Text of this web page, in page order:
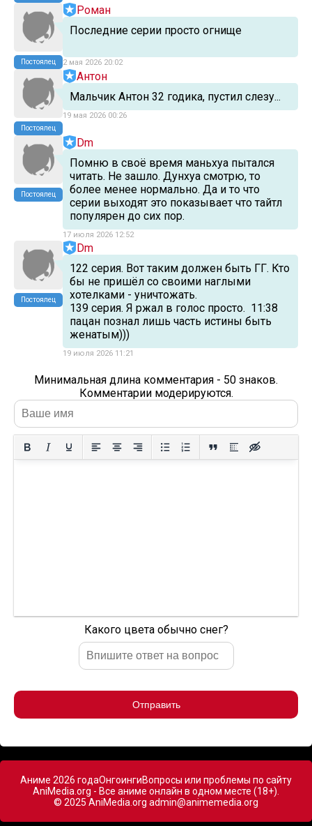
Постоялец
Роман
Последние серии просто огнище
2 мая 2026 20:02
Постоялец
Антон
Мальчик Антон 32 годика, пустил слезу...
19 мая 2026 00:26
Постоялец
Dm
Помню в своё время маньхуа пытался
читать. Не зашло. Дунхуа смотрю, то
более менее нормально. Да и то что
серии выходят это показывает что тайтл
популярен до сих пор.
17 июля 2026 12:52
Постоялец
Dm
122 серия. Вот таким должен быть ГГ. Кто
бы не пришёл со своими наглыми
хотелками - уничтожать.
139 серия. Я ржал в голос просто. 11:38
пацан познал лишь часть истины быть
женатым)))
19 июля 2026 11:21
Минимальная длина комментария - 50 знаков.
Комментарии модерируются.
Какого цвета обычно снег?
Отправить
Аниме 2026 годаОнгоингиВопросы или проблемы по сайту
AniMedia.org - Все аниме онлайн в одном месте (18+).
© 2025 AniMedia.org admin@animemedia.org